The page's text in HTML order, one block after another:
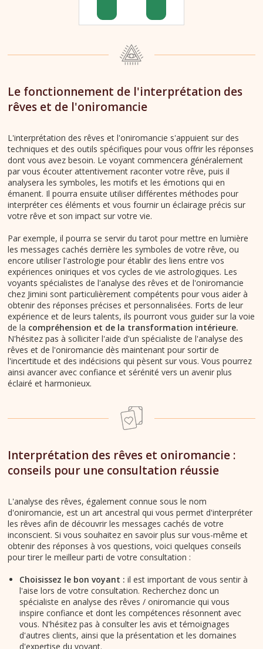
Le fonctionnement de l'interprétation des
rêves et de l'oniromancie
L'interprétation des rêves et l'oniromancie s'appuient sur des
techniques et des outils spécifiques pour vous offrir les réponses
dont vous avez besoin. Le voyant commencera généralement
par vous écouter attentivement raconter votre rêve, puis il
analysera les symboles, les motifs et les émotions qui en
émanent. Il pourra ensuite utiliser différentes méthodes pour
interpréter ces éléments et vous fournir un éclairage précis sur
votre rêve et son impact sur votre vie.
Par exemple, il pourra se servir du tarot pour mettre en lumière
les messages cachés derrière les symboles de votre rêve, ou
encore utiliser l'astrologie pour établir des liens entre vos
expériences oniriques et vos cycles de vie astrologiques. Les
voyants spécialistes de l'analyse des rêves et de l'oniromancie
chez Jimini sont particulièrement compétents pour vous aider à
obtenir des réponses précises et personnalisées. Forts de leur
expérience et de leurs talents, ils pourront vous guider sur la voie
de la compréhension et de la transformation intérieure.
N'hésitez pas à solliciter l'aide d'un spécialiste de l'analyse des
rêves et de l'oniromancie dès maintenant pour sortir de
l'incertitude et des indécisions qui pèsent sur vous. Vous pourrez
ainsi avancer avec confiance et sérénité vers un avenir plus
éclairé et harmonieux.
Interprétation des rêves et oniromancie :
conseils pour une consultation réussie
L'analyse des rêves, également connue sous le nom
d'oniromancie, est un art ancestral qui vous permet d'interpréter
les rêves afin de découvrir les messages cachés de votre
inconscient. Si vous souhaitez en savoir plus sur vous-même et
obtenir des réponses à vos questions, voici quelques conseils
pour tirer le meilleur parti de votre consultation :
Choisissez le bon voyant : il est important de vous sentir à
l'aise lors de votre consultation. Recherchez donc un
spécialiste en analyse des rêves / oniromancie qui vous
inspire confiance et dont les compétences résonnent avec
vous. N'hésitez pas à consulter les avis et témoignages
d'autres clients, ainsi que la présentation et les domaines
d'expertise du voyant.